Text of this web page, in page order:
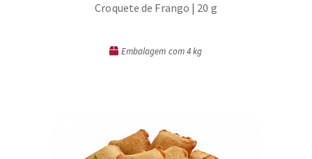
Croquete de Frango | 20 g
Embalagem com 4 kg